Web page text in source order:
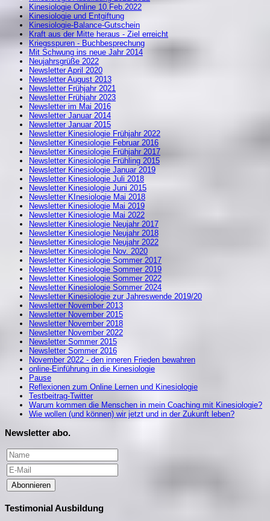
Kinesiologie Online 10.Feb.2022
Kinesiologie und Entgiftung
Kinesiologie-Balance-Gutschein
Kraft aus der Mitte heraus - Ziel erreicht
Kriegsspuren - Buchbesprechung
Mit Schwung ins neue Jahr 2014
Neujahrsgrüße 2022
Newsletter April 2020
Newsletter August 2013
Newsletter Frühjahr 2021
Newsletter Frühjahr 2023
Newsletter im Mai 2016
Newsletter Januar 2014
Newsletter Januar 2015
Newsletter Kinesiologie Frühjahr 2022
Newsletter Kinesiologie Februar 2016
Newsletter Kinesiologie Frühjahr 2017
Newsletter Kinesiologie Frühling 2015
Newsletter Kinesiologie Januar 2019
Newsletter Kinesiologie Juli 2018
Newsletter Kinesiologie Juni 2015
Newsletter KInesiologie Mai 2018
Newsletter Kinesiologie Mai 2019
Newsletter Kinesiologie Mai 2022
Newsletter Kinesiologie Neujahr 2017
Newsletter Kinesiologie Neujahr 2018
Newsletter Kinesiologie Neujahr 2022
Newsletter Kinesiologie Nov. 2020
Newsletter Kinesiologie Sommer 2017
Newsletter Kinesiologie Sommer 2019
Newsletter Kinesiologie Sommer 2022
Newsletter Kinesiologie Sommer 2024
Newsletter Kinesiologie zur Jahreswende 2019/20
Newsletter November 2013
Newsletter November 2015
Newsletter November 2018
Newsletter November 2022
Newsletter Sommer 2015
Newsletter Sommer 2016
November 2022 - den inneren Frieden bewahren
online-Einführung in die Kinesiologie
Pause
Reflexionen zum Online Lernen und Kinesiologie
Testbeitrag-Twitter
Warum kommen die Menschen in mein Coaching mit Kinesiologie?
Wie wollen (und können) wir jetzt und in der Zukunft leben?
Newsletter abo.
Abonnieren
Testimonial Ausbildung